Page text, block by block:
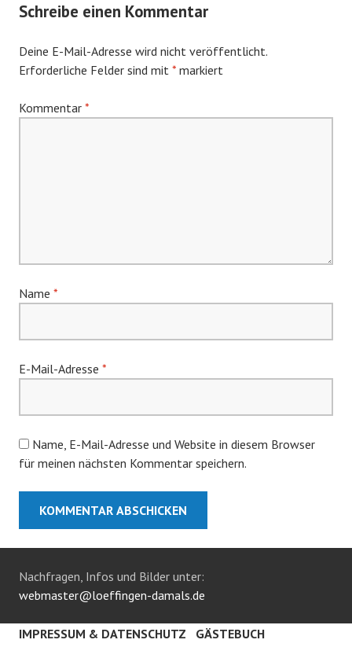
Schreibe einen Kommentar
Deine E-Mail-Adresse wird nicht veröffentlicht.
Erforderliche Felder sind mit * markiert
Kommentar *
Name *
E-Mail-Adresse *
Name, E-Mail-Adresse und Website in diesem Browser
für meinen nächsten Kommentar speichern.
Nachfragen, Infos und Bilder unter:
webmaster@loeffingen-damals.de
IMPRESSUM & DATENSCHUTZ GÄSTEBUCH